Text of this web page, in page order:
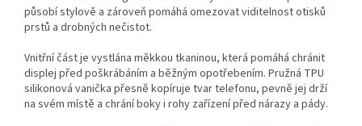
působí stylově a zároveň pomáhá omezovat viditelnost otisků
prstů a drobných nečistot.
Vnitřní část je vystlána měkkou tkaninou, která pomáhá chránit
displej před poškrábáním a běžným opotřebením. Pružná TPU
silikonová vanička přesně kopíruje tvar telefonu, pevně jej drží
na svém místě a chrání boky i rohy zařízení před nárazy a pády.